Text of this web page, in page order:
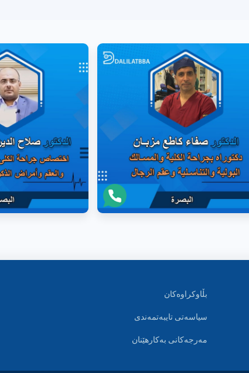
بڵاوکراوەکان
سیاسەتی تایبەتمەندی
مەرجەکانی بەکارهێنان